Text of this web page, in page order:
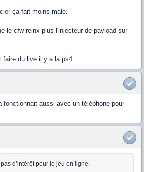
ça fait moins male.
le cfw reinx plus l'injecteur de payload sur
faire du live il y a la ps4
fonctionnait aussi avec un téléphone pour
d’intérêt pour le jeu en ligne.